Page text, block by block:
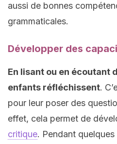
aussi de bonnes
grammaticales.
Développer des
En lisant ou en écoutant
enfants réfléchissent.
pour leur poser des
effet, cela permet de
critique. Pendant